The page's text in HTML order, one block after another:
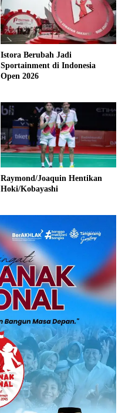
Istora Berubah Jadi
Sportainment di Indonesia
Open 2026
Raymond/Joaquin Hentikan
Hoki/Kobayashi